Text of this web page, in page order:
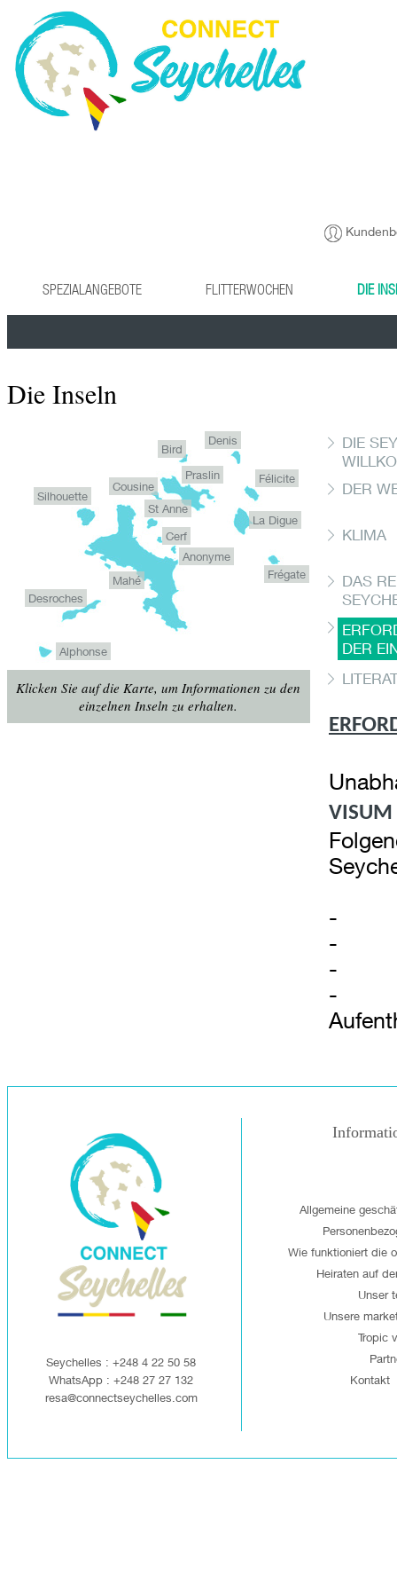
SPEZIALANGEBOTE FLITTERWOCHEN DIE
Die Inseln
Alphonse
Desroches
Mahé
Silhouette
Anonyme
Cerf
St Anne
Cousine
Praslin
Bird
Denis
Félicite
La Digue
Frégate
Klicken Sie auf die Karte, um Informationen zu den
einzelnen Inseln zu erhalten.
DIE
DER
KLIMA
DAS
DER
VISUM
- Ein
- Ein
-
-
Seychelles : +248 4 22 50 58
WhatsApp : +248 27 27 132
resa@connectseychelles.com
Allgemeine
Wie funktioniert die
Heiraten auf
Unser
Unsere
Tropic
Kontakt